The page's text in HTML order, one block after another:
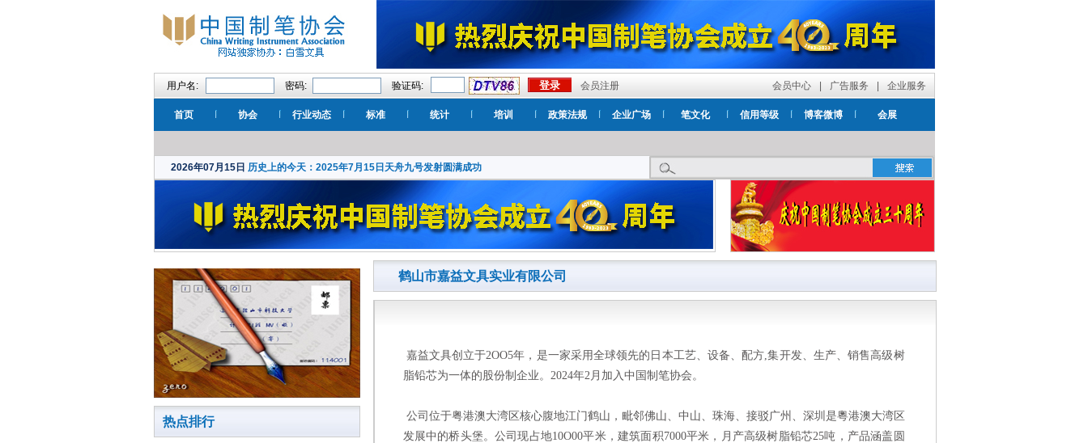
用户名: 密码: 验证码: 会员注册 会员中心 广告服务 企业服务
首页 协会 行业动态 标准 统计 培训 政策法规 企业广场 笔文化 信用等级 博客微博 会展
2026年07月15日 历史上的今天：2025年7月15日天舟九号发射圆满成功
热点排行
鹤山市嘉益文具实业有限公司
嘉益文具创立于2OO5年，是一家采用全球领先的日本工艺、设备、配方,集开发、生产、销售高级树
脂铅芯为一体的股份制企业。 2024年2月加入中国制笔协会。
公司位于粤港澳大湾区核心腹地江门鹤山，毗邻佛山、中山、珠海、接驳广州、深圳是粵港澳大湾区
发展中的桥头堡。公司现占地10O00平米，建筑面积7000平米，月产高级树脂铅芯25吨，产品涵盖圆